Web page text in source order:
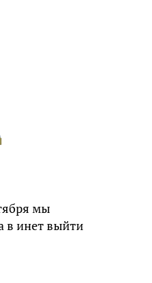
мы
в инет выйти